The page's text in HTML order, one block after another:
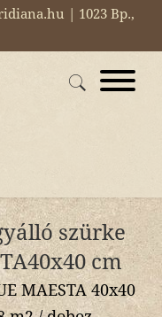
| 1023 Bp.,
szürke
cm
MAESTA 40x40